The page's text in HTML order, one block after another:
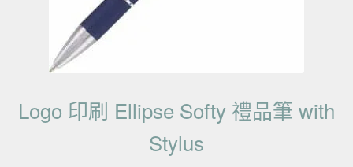
Logo 印刷 Ellipse Softy 禮品筆 with
Stylus